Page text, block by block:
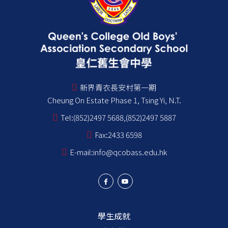
新界青衣長安村第一期
Cheung On Estate Phase 1, Tsing Yi, N.T.
Tel:(852)2497 5688,(852)2497 5887
Fax:2433 6598
E-mail:info@qcobass.edu.hk
學生成就